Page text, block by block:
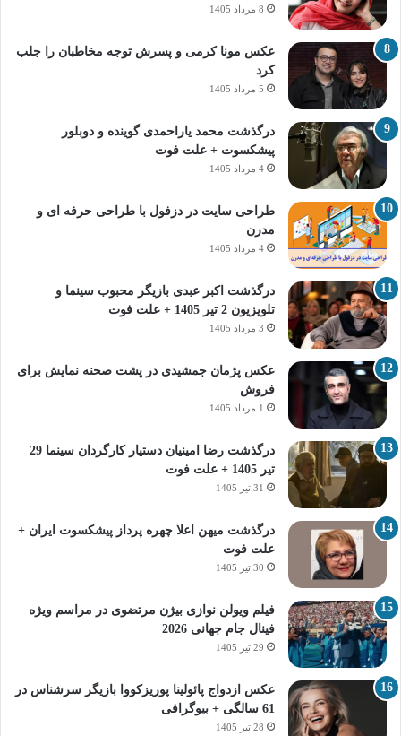
8 مرداد 1405
عکس مونا کرمی و پسرش توجه مخاطبان را جلب
کرد
5 مرداد 1405
درگذشت محمد یاراحمدی گوینده و دوبلور
پیشکسوت + علت فوت
4 مرداد 1405
طراحی سایت در دزفول با طراحی حرفه‌ ای و
مدرن
4 مرداد 1405
درگذشت اکبر عبدی بازیگر محبوب سینما و
تلویزیون 2 تیر 1405 + علت فوت
3 مرداد 1405
عکس پژمان جمشیدی در پشت صحنه نمایش برای
فروش
1 مرداد 1405
درگذشت رضا امینیان دستیار کارگردان سینما 29
تیر 1405 + علت فوت
31 تیر 1405
درگذشت میهن اعلا چهره پرداز پیشکسوت ایران +
علت فوت
30 تیر 1405
فیلم ویولن نوازی بیژن مرتضوی در مراسم ویژه
فینال جام جهانی 2026
29 تیر 1405
عکس ازدواج پائولینا پوریزکووا بازیگر سرشناس در
61 سالگی + بیوگرافی
28 تیر 1405